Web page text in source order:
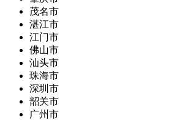
茂名市
湛江市
江门市
佛山市
汕头市
珠海市
深圳市
韶关市
广州市